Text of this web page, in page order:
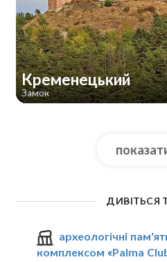
Кременецький
Замок
ДИВІТЬСЯ
археологічні
комплексом «Palma